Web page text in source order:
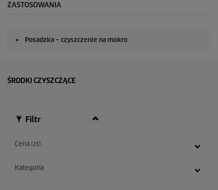
ZASTOSOWANIA
Posadzka – czyszczenie na mokro
ŚRODKI CZYSZCZĄCE
Filtr
Cena (zł)
Kategoria